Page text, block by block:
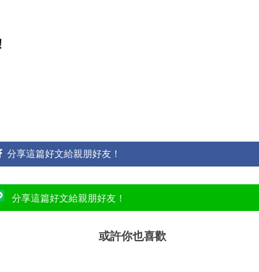
分享這篇好文給親朋好友！
分享這篇好文給親朋好友！
或許你也喜歡